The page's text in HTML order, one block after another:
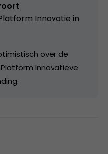
Innovatie in
over de
Innovatieve